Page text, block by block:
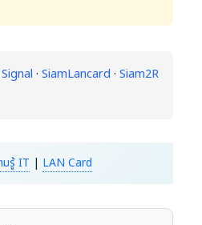
·SiamLancard ·Siam2R
มรู้ IT | LAN Card